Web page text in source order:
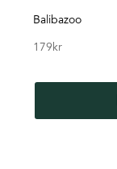
Balibazoo
179kr